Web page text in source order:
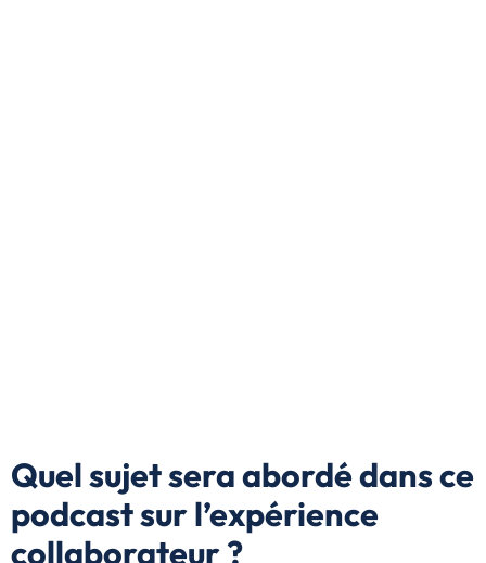
Quel sujet sera abordé dans ce
podcast sur l’expérience
collaborateur ?